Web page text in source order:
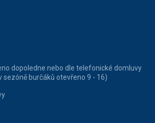
dopoledne nebo dle telefonické domluvy
sezóně burčáků otevřeno 9 - 16)